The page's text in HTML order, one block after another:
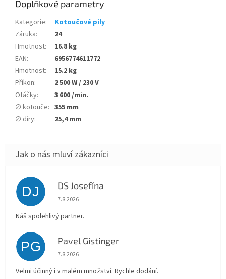
Doplňkové parametry
Kategorie:
Kotoučové pily
Záruka:
24
Hmotnost:
16.8 kg
EAN:
6956774611772
Hmotnost:
15.2 kg
Příkon:
2 500 W / 230 V
Otáčky:
3 600 /min.
∅ kotouče: 355 mm
∅ díry: 25,4 mm
DJ DS Josefína
Hodnocení obchodu je 5 z 5 hvězdiček.
7.8.2026
Náš spolehlivý partner.
PG Pavel Gistinger
Hodnocení obchodu je 5 z 5 hvězdiček.
7.8.2026
Velmi účinný i v malém množství. Rychle dodání.